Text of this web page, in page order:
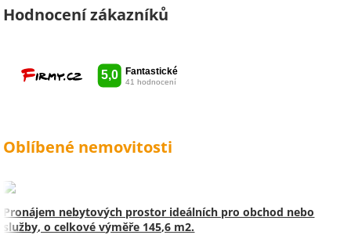
Hodnocení zákazníků
Oblíbené nemovitosti
Pronájem nebytových prostor ideálních pro obchod nebo
služby, o celkové výměře 145,6 m2.